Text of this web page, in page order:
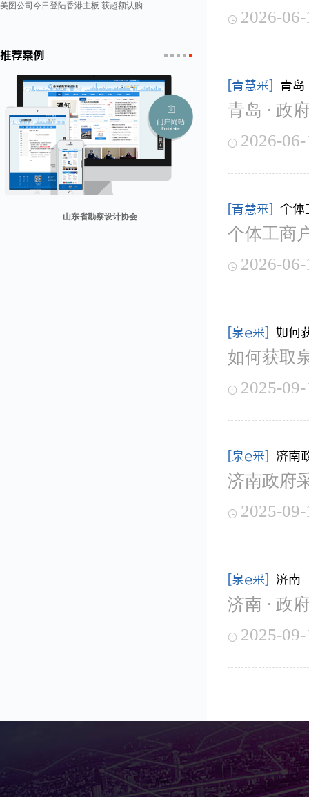
美图公司今日登陆香港主板 获超额认购
推荐案例
山东省勘察设计协会
1 2
 2026-
[青慧采] 青
青岛 · 政
 2026-
[青慧采] 个体
个体工商
 2026-
[泉e采] 如何
如何获取
 2025-
[泉e采] 济南
济南政府
 2025-
[泉e采] 济南
济南 · 政
 2025-